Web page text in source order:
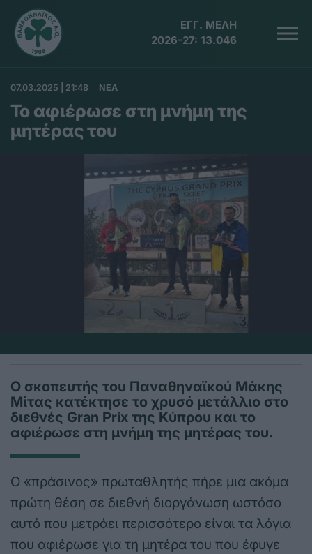
ΕΓΓ. ΜΕΛΗ
2026-27: 13.046
07.03.2025 | 21:48 ΝΕΑ
Το αφιέρωσε στη μνήμη της
μητέρας του
Ο σκοπευτής του Παναθηναϊκού Μάκης
Μίτας κατέκτησε το χρυσό μετάλλιο στο
διεθνές Gran Prix της Κύπρου και το
αφιέρωσε στη μνήμη της μητέρας του.
Ο «πράσινος» πρωταθλητής πήρε μια ακόμα
πρώτη θέση σε διεθνή διοργάνωση ωστόσο
αυτό που μετράει περισσότερο είναι τα λόγια
που αφιέρωσε για τη μητέρα του που έφυγε